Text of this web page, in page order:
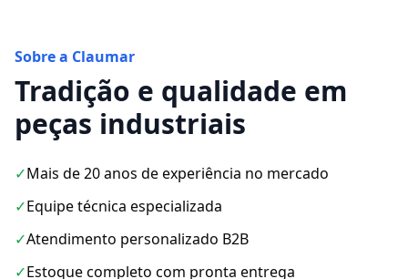
Sobre a Claumar
Tradição e qualidade em
peças industriais
✓Mais de 20 anos de experiência no mercado
✓Equipe técnica especializada
✓Atendimento personalizado B2B
✓Estoque completo com pronta entrega